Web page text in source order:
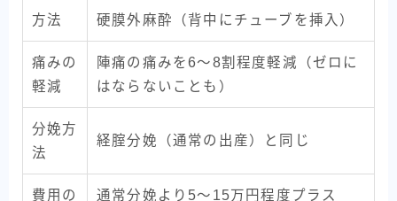
方法 硬膜外麻酔（背中にチューブを挿入）
痛みの
軽減
陣痛の痛みを6〜8割程度軽減（ゼロに
はならないことも）
分娩方
法
経腟分娩（通常の出産）と同じ
費用の
通常分娩より5〜15万円程度プラス